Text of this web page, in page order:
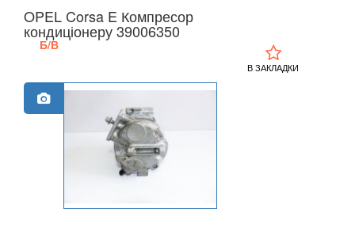
Cascada
Combo D
Corsa C (F08, F68)
OPEL Corsa E Компресор
кондиціонеру 39006350
Б/В
В ЗАКЛАДКИ